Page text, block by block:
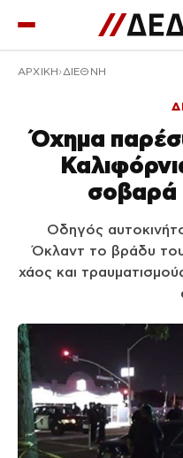
ΑΡΧΙΚΉ ΔΙΕΘΝΗ
Όχημα
σοβαρά
Οδηγός
Όκλαντ το βράδυ
χάος και